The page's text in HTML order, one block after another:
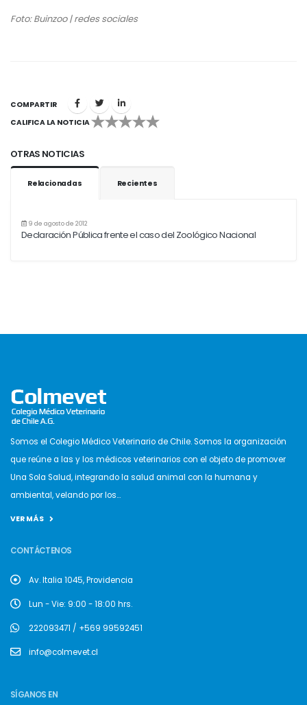
Foto: Buinzoo | redes sociales
COMPARTIR
CALIFICA LA NOTICIA
1 2 3 4 5
OTRAS NOTICIAS
Relacionadas Recientes
9 de agosto de 2012
Declaración Pública frente el caso del Zoológico Nacional
Somos el Colegio Médico Veterinario de Chile. Somos la organización
que reúne a las y los médicos veterinarios con el objeto de promover
Una Sola Salud, integrando la salud animal con la humana y
ambiental, velando por los...
VER MÁS
CONTÁCTENOS
Av. Italia 1045, Providencia
Lun - Vie: 9:00 - 18:00 hrs.
222093471 / +569 99592451
info@colmevet.cl
SÍGANOS EN